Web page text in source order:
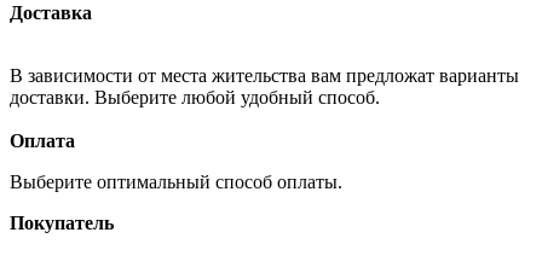
Доставка
В зависимости от места жительства вам предложат варианты
доставки. Выберите любой удобный способ.
Оплата
Выберите оптимальный способ оплаты.
Покупатель